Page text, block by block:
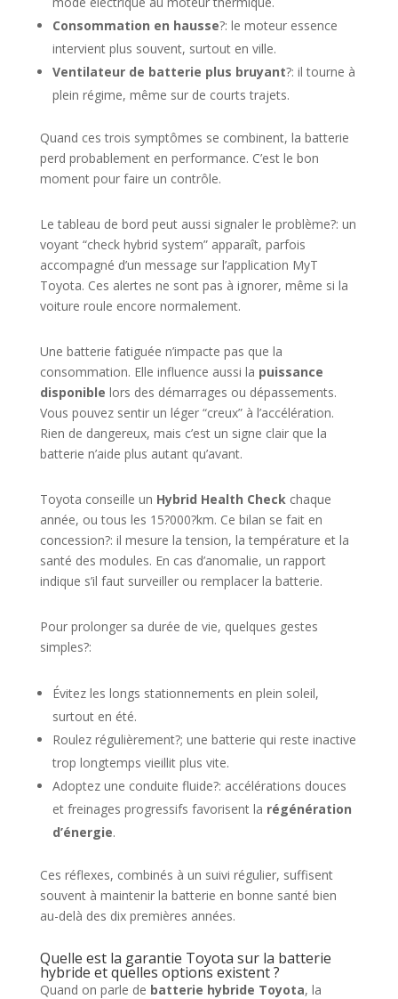
Consommation en hausse?: le moteur essence
intervient plus souvent, surtout en ville.
Ventilateur de batterie plus bruyant?: il tourne à
plein régime, même sur de courts trajets.
Quand ces trois symptômes se combinent, la batterie
perd probablement en performance. C’est le bon
moment pour faire un contrôle.
Le tableau de bord peut aussi signaler le problème?: un
voyant “check hybrid system” apparaît, parfois
accompagné d’un message sur l’application MyT
Toyota. Ces alertes ne sont pas à ignorer, même si la
voiture roule encore normalement.
Une batterie fatiguée n’impacte pas que la
consommation. Elle influence aussi la puissance
disponible lors des démarrages ou dépassements.
Vous pouvez sentir un léger “creux” à l’accélération.
Rien de dangereux, mais c’est un signe clair que la
batterie n’aide plus autant qu’avant.
Toyota conseille un Hybrid Health Checkchaque
année, ou tous les 15?000?km. Ce bilan se fait en
concession?: il mesure la tension, la température et la
santé des modules. En cas d’anomalie, un rapport
indique s’il faut surveiller ou remplacer la batterie.
Pour prolonger sa durée de vie, quelques gestes
simples?:
Évitez les longs stationnements en plein soleil,
surtout en été.
Roulez régulièrement?; une batterie qui reste inactive
trop longtemps vieillit plus vite.
Adoptez une conduite fluide?: accélérations douces
et freinages progressifs favorisent la régénération
d’énergie.
Ces réflexes, combinés à un suivi régulier, suffisent
souvent à maintenir la batterie en bonne santé bien
au-delà des dix premières années.
Quelle est la garantie Toyota sur la batterie
hybride et quelles options existent ?
Quand on parle de batterie hybride Toyota, la